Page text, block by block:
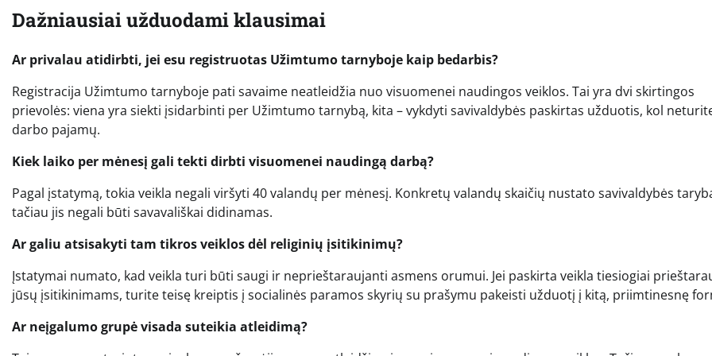
Dažniausiai užduodami klausimai
Ar privalau atidirbti, jei esu registruotas Užimtumo tarnyboje kaip bedarbis?
Registracija Užimtumo tarnyboje pati savaime neatleidžia nuo visuomenei naudingos veiklos. Tai yra dvi skirtingos
prievolės: viena yra siekti įsidarbinti per Užimtumo tarnybą, kita – vykdyti savivaldybės paskirtas užduotis, kol
darbo pajamų.
Kiek laiko per mėnesį gali tekti dirbti visuomenei naudingą darbą?
Pagal įstatymą, tokia veikla negali viršyti 40 valandų per mėnesį. Konkretų valandų skaičių nustato savivaldybės
tačiau jis negali būti savavališkai didinamas.
Ar galiu atsisakyti tam tikros veiklos dėl religinių įsitikinimų?
Įstatymai numato, kad veikla turi būti saugi ir neprieštaraujanti asmens orumui. Jei paskirta veikla tiesiogiai
jūsų įsitikinimams, turite teisę kreiptis į socialinės paramos skyrių su prašymu pakeisti užduotį į kitą, priimtinesnę
Ar neįgalumo grupė visada suteikia atleidimą?